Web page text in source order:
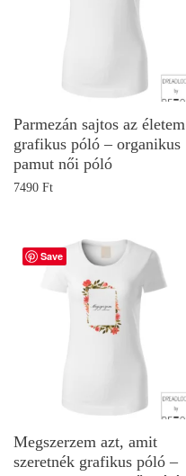
Parmezán sajtos az életem
grafikus póló – organikus
pamut női póló
7490 Ft
Save
Megszerzem azt, amit
szeretnék grafikus póló –